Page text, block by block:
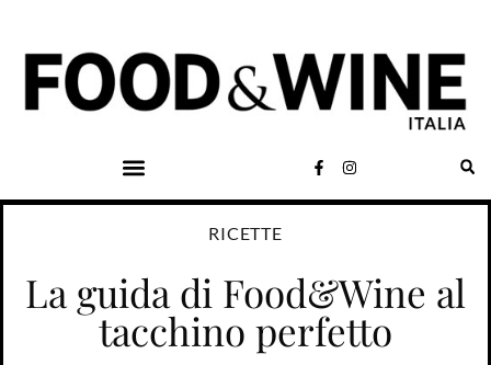
RICETTE
La guida di Food&Wine al
tacchino perfetto